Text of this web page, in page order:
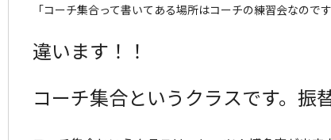
「コーチ集合って書いてある場所はコーチの練習会なので
違います！！
コーチ集合というクラスです。振